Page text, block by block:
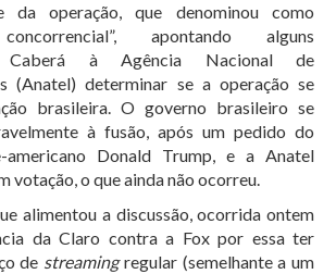
da operação, que denominou como
apontando alguns
Caberá à Agência Nacional de
(Anatel) determinar se a operação se
brasileira. O governo brasileiro se
à fusão, após um pedido do
americano Donald Trump, e a Anatel
votação, o que ainda não ocorreu.
alimentou a discussão, ocorrida ontem
da Claro contra a Fox por essa ter
de streamingregular (semelhante a um